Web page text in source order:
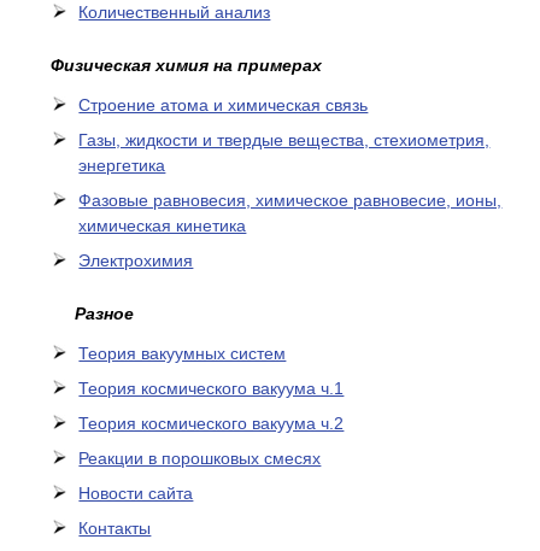
Количественный анализ
Физическая химия на примерах
Cтроение атома и химическая связь
Газы, жидкости и твердые вещества, стехиометрия,
энергетика
Фазовые равновесия, химическое равновесие, ионы,
химическая кинетика
Электрохимия
Разное
Теория вакуумных систем
Теория космического вакуума ч.1
Теория космического вакуума ч.2
Реакции в порошковых смесях
Новости сайта
Контакты